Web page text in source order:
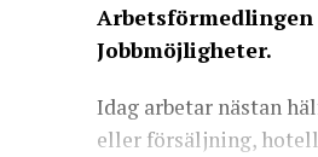
Jobbmöjligheter.
Idag arbetar nästan
eller försäljning,